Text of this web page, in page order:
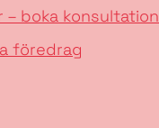
– boka konsultation
föredrag